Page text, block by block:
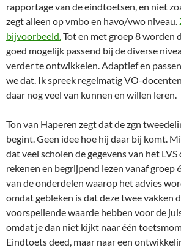
rapportage van de eindtoetsen, en niet
zegt alleen op vmbo en havo/vwo niveau.
bijvoorbeeld.Tot en met groep 8 worden
goed mogelijk passend bij de diverse
verder te ontwikkelen. Adaptief en
we dat. Ik spreek regelmatig VO-
daar nog veel van kunnen en willen leren.
Ton van Haperen zegt dat de zgn
begint. Geen idee hoe hij daar bij komt.
dat veel scholen de gegevens van het LVS
rekenen en begrijpend lezen vanaf groep
van de onderdelen waarop het advies
omdat gebleken is dat deze twee vakken
voorspellende waarde hebben voor de
omdat je dan niet kijkt naar één
Eindtoets deed, maar naar een